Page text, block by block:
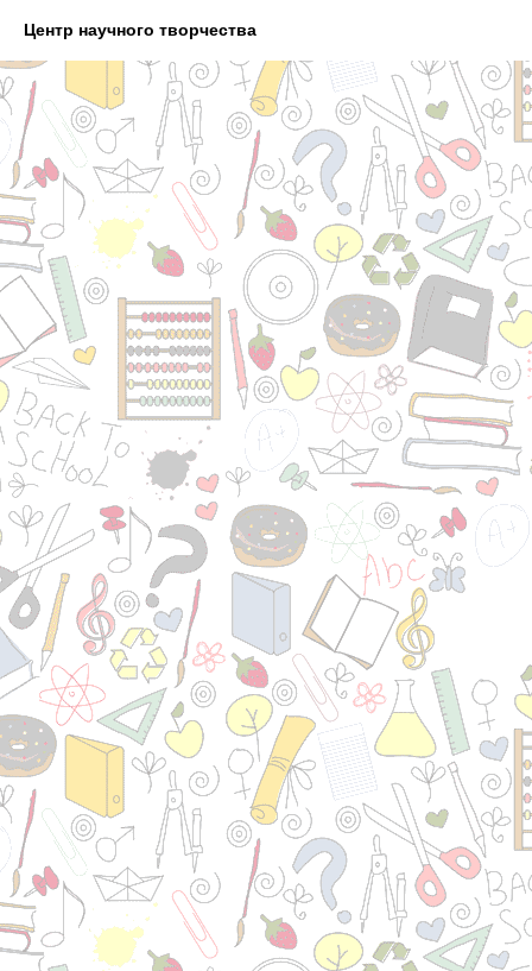
Центр научного творчества